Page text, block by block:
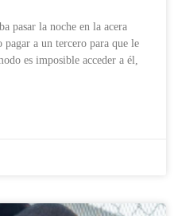
pasar la noche en la acera
a un tercero para que le
es imposible acceder a él,